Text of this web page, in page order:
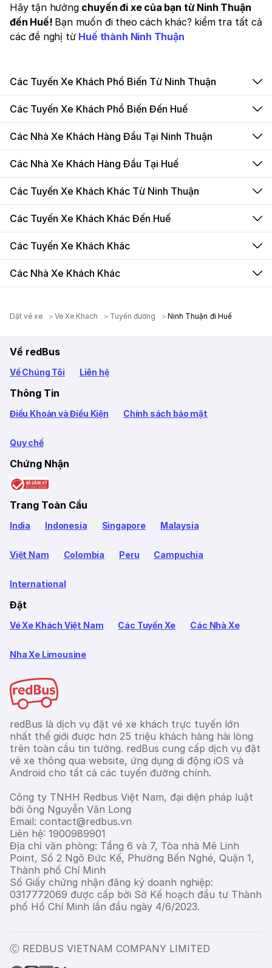
Hãy tận hưởng chuyến đi xe của bạn từ Ninh Thuận
đến Huế! Bạn muốn đi theo cách khác? kiểm tra tất cả
các đề nghị từ Huế thành Ninh Thuận
Các Tuyến Xe Khách Phổ Biến Từ Ninh Thuận
Các Tuyến Xe Khách Phổ Biến Đến Huế
Các Nhà Xe Khách Hàng Đầu Tại Ninh Thuận
Các Nhà Xe Khách Hàng Đầu Tại Huế
Các Tuyến Xe Khách Khác Từ Ninh Thuận
Các Tuyến Xe Khách Khác Đến Huế
Các Tuyến Xe Khách Khác
Các Nhà Xe Khách Khác
Dặt vé xe Ve Xe Khach Tuyến đường Ninh Thuận đi Huế
Về redBus
Về Chúng Tôi Liên hệ
Thông Tin
Điều Khoản và Điều Kiện Chính sách bảo mật
Quy chế
Chứng Nhận
Trang Toàn Cầu
India Indonesia Singapore Malaysia
Việt Nam Colombia Peru Campuchia
International
Đặt
Vé Xe Khách Việt Nam Các Tuyến Xe Các Nhà Xe
Nha Xe Limousine
redBus là dịch vụ đặt vé xe khách trực tuyến lớn
nhất thế giới được hơn 25 triệu khách hàng hài lòng
trên toàn cầu tin tưởng. redBus cung cấp dịch vụ đặt
vé xe thông qua website, ứng dụng di động iOS và
Android cho tất cả các tuyến đường chính.
Công ty TNHH Redbus Việt Nam, đại diện pháp luật
bởi ông Nguyễn Văn Long
Email: contact@redbus.vn
Liên hệ: 1900989901
Địa chỉ văn phòng: Tầng 6 và 7, Tòa nhà Mê Linh
Point, Số 2 Ngô Đức Kế, Phường Bến Nghé, Quận 1,
Thành phố Chí Minh
Số Giấy chứng nhận đăng ký doanh nghiệp:
0317772069 được cấp bởi Sở Kế hoạch đầu tư Thành
phố Hồ Chí Minh lần đầu ngày 4/6/2023.
Ⓒ REDBUS VIETNAM COMPANY LIMITED